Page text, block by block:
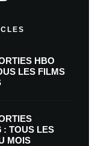
HBO
LES FILMS
: TOUS LES
MOIS